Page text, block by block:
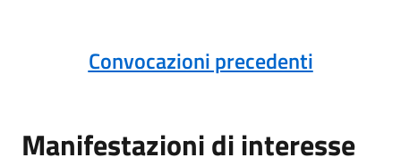
Convocazioni precedenti
Manifestazioni di interesse